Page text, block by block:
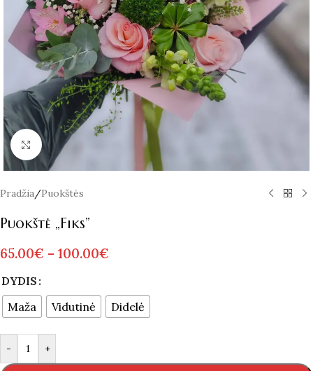
Spustelėkite norėdami padidinti
Pradžia/Puokštės
Puokštė „Fiks”
65.00€ – 100.00€
DYDIS
Maža
Vidutinė Didelė
- +
Alternative: